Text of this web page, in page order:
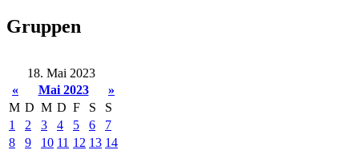
Gruppen
18. Mai 2023
«
Mai 2023
»
M D M D F S
S
1
2 3 4 5 6
7
8
9 10 11 12 13 14